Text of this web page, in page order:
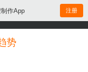
作App 注册
势